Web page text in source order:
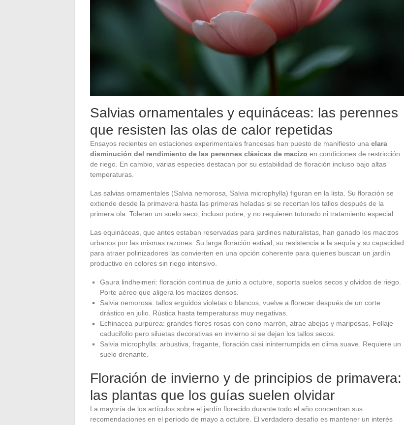
Salvias ornamentales y equináceas: las perennes
que resisten las olas de calor repetidas
Ensayos recientes en estaciones experimentales francesas han puesto de manifiesto una clara
disminución del rendimiento de las perennes clásicas de macizo en condiciones de restricción
de riego. En cambio, varias especies destacan por su estabilidad de floración incluso bajo altas
temperaturas.
Las salvias ornamentales (Salvia nemorosa, Salvia microphylla) figuran en la lista. Su floración se
extiende desde la primavera hasta las primeras heladas si se recortan los tallos después de la
primera ola. Toleran un suelo seco, incluso pobre, y no requieren tutorado ni tratamiento especial.
Las equináceas, que antes estaban reservadas para jardines naturalistas, han ganado los macizos
urbanos por las mismas razones. Su larga floración estival, su resistencia a la sequía y su capacidad
para atraer polinizadores las convierten en una opción coherente para quienes buscan un jardín
productivo en colores sin riego intensivo.
Gaura lindheimeri: floración continua de junio a octubre, soporta suelos secos y olvidos de riego.
Porte aéreo que aligera los macizos densos.
Salvia nemorosa: tallos erguidos violetas o blancos, vuelve a florecer después de un corte
drástico en julio. Rústica hasta temperaturas muy negativas.
Echinacea purpurea: grandes flores rosas con cono marrón, atrae abejas y mariposas. Follaje
caducifolio pero siluetas decorativas en invierno si se dejan los tallos secos.
Salvia microphylla: arbustiva, fragante, floración casi ininterrumpida en clima suave. Requiere un
suelo drenante.
Floración de invierno y de principios de primavera:
las plantas que los guías suelen olvidar
La mayoría de los artículos sobre el jardín florecido durante todo el año concentran sus
recomendaciones en el período de mayo a octubre. El verdadero desafío es mantener un interés